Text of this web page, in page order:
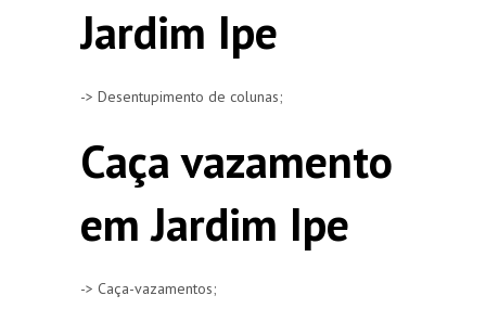
Jardim Ipe
-> Desentupimento de colunas;
Caça vazamento
em Jardim Ipe
-> Caça-vazamentos;